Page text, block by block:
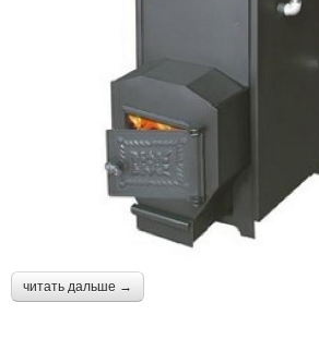
читать дальше →